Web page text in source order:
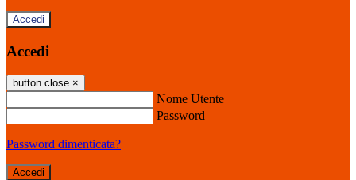
Accedi
Accedi
button close ×
Nome Utente
Password
Password dimenticata?